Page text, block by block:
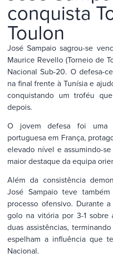
conquista
Toulon
José Sampaio sagrou-se
Maurice Revello (Torneio de
Nacional Sub-20. O defesa-
na final frente à Tunísia e
conquistando um troféu
depois.
O jovem defesa foi uma
portuguesa em França,
elevado nível e assumindo-
maior destaque da equipa
Além da consistência
José Sampaio teve
processo ofensivo. Durante
golo na vitória por 3-1 sobre
duas assistências,
espelham a influência que
Nacional.